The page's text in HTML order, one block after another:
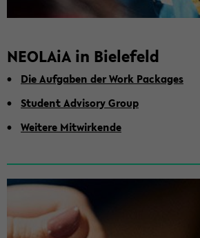
NEO­LA­iA in Bie­le­feld
Die Auf­ga­ben der Work Pack­a­ges
Stu­dent Ad­vi­so­ry Group
Wei­te­re Mit­wir­ken­de